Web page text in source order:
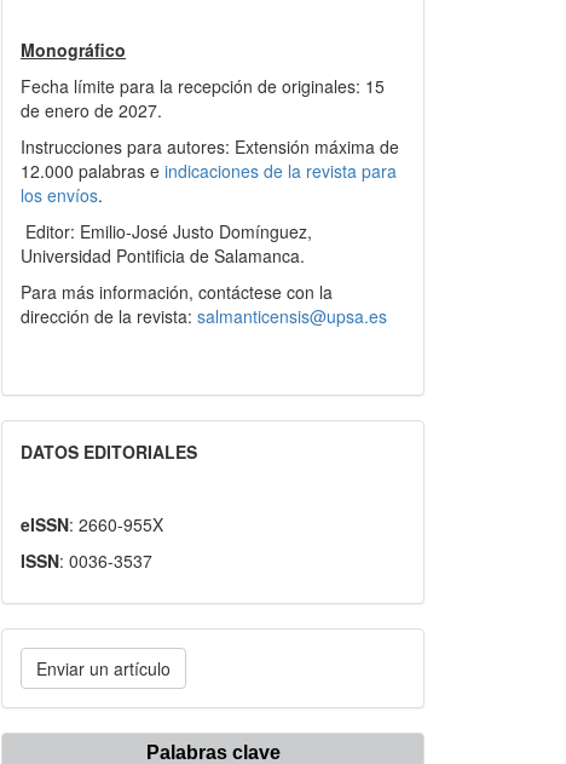
Monográfico
Fecha límite para la recepción de originales: 15
de enero de 2027.
Instrucciones para autores: Extensión máxima de
12.000 palabras e indicaciones de la revista para
los envíos.
Editor: Emilio-José Justo Domínguez,
Universidad Pontificia de Salamanca.
Para más información, contáctese con la
dirección de la revista: salmanticensis@upsa.es
DATOS EDITORIALES
eISSN: 2660-955X
ISSN: 0036-3537
Enviar
un
artículo
Enviar un artículo
Palabras clave